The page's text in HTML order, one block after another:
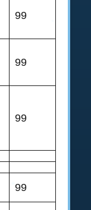
99
99
99
99